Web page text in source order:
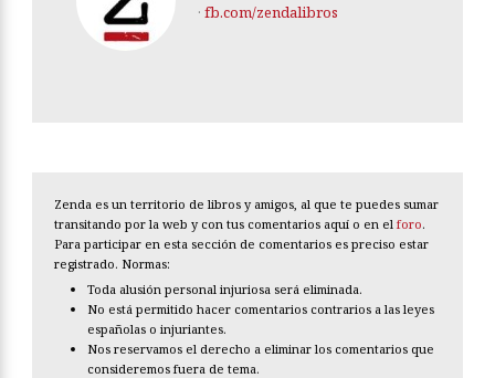
· fb.com/zendalibros
Zenda es un territorio de libros y amigos, al que te puedes sumar
transitando por la web y con tus comentarios aquí o en el foro.
Para participar en esta sección de comentarios es preciso estar
registrado. Normas:
Toda alusión personal injuriosa será eliminada.
No está permitido hacer comentarios contrarios a las leyes
españolas o injuriantes.
Nos reservamos el derecho a eliminar los comentarios que
consideremos fuera de tema.